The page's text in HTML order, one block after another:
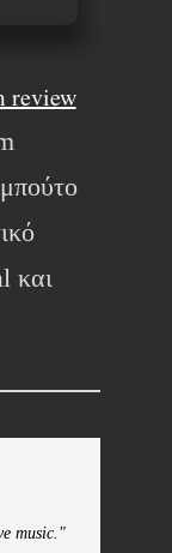
review
και
music."